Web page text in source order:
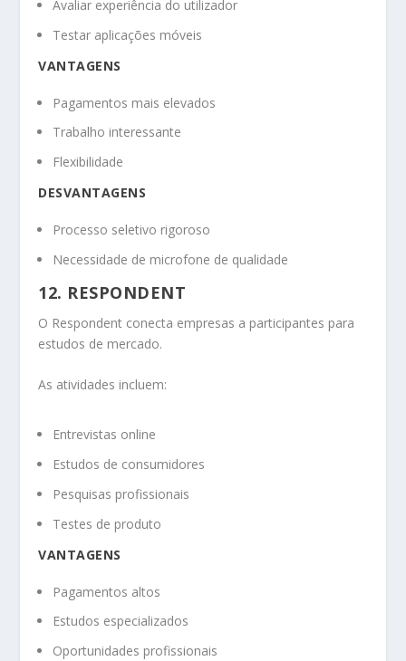
Avaliar experiência do utilizador
Testar aplicações móveis
VANTAGENS
Pagamentos mais elevados
Trabalho interessante
Flexibilidade
DESVANTAGENS
Processo seletivo rigoroso
Necessidade de microfone de qualidade
12. RESPONDENT
O Respondent conecta empresas a participantes para
estudos de mercado.
As atividades incluem:
Entrevistas online
Estudos de consumidores
Pesquisas profissionais
Testes de produto
VANTAGENS
Pagamentos altos
Estudos especializados
Oportunidades profissionais